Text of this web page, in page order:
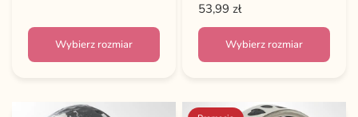
Wybierz rozmiar
53,99 zł
Wybierz rozmiar